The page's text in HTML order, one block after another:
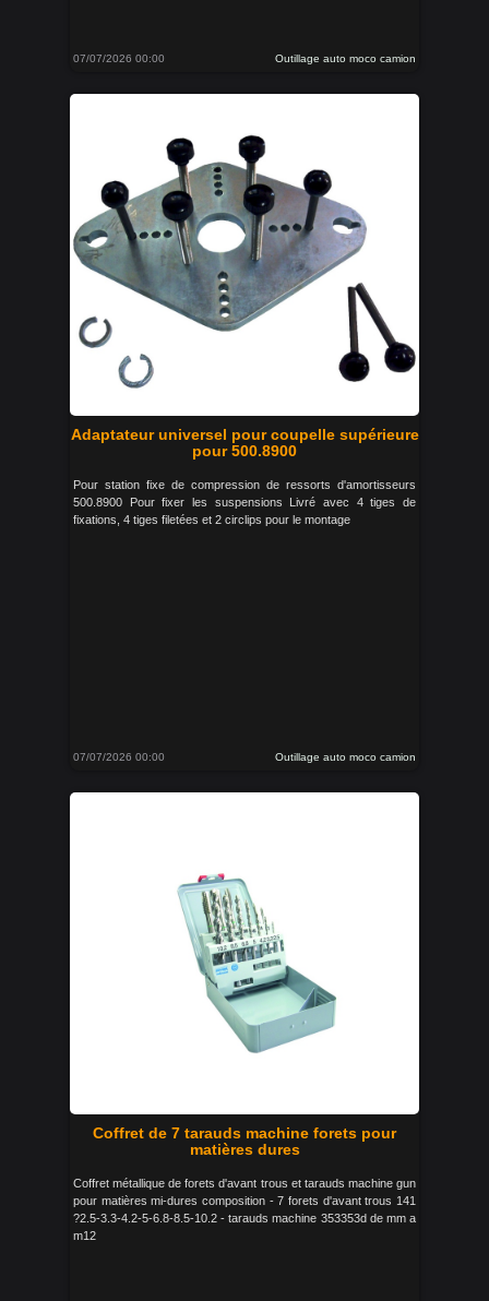
07/07/2026 00:00 Outillage auto moco camion
Adaptateur universel pour coupelle supérieure
pour 500.8900
Pour station fixe de compression de ressorts d'amortisseurs
500.8900 Pour fixer les suspensions Livré avec 4 tiges de
fixations, 4 tiges filetées et 2 circlips pour le montage
07/07/2026 00:00 Outillage auto moco camion
Coffret de 7 tarauds machine forets pour
matières dures
Coffret métallique de forets d'avant trous et tarauds machine gun
pour matières mi-dures composition - 7 forets d'avant trous 141
?2.5-3.3-4.2-5-6.8-8.5-10.2 - tarauds machine 353353d de mm a
m12